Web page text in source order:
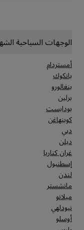
الوجهات السياحية
أمستردام
بانكوك
بنغالورو
برلين
بودابست
كوبنهاغن
دبي
دبلن
غران كناريا
إسطنبول
لندن
مانشستر
ميلانو
نيودلهي
أوسلو